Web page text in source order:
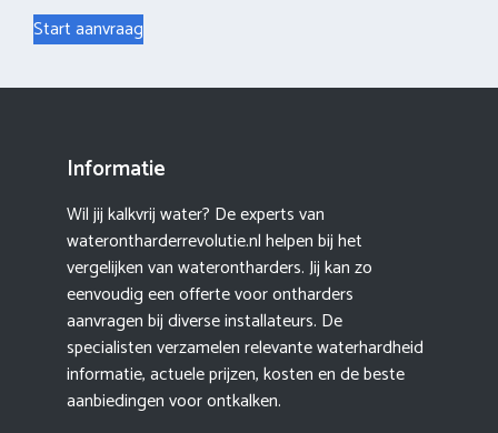
Start aanvraag
Informatie
Wil jij kalkvrij water? De experts van
waterontharderrevolutie.nl helpen bij het
vergelijken van waterontharders. Jij kan zo
eenvoudig een offerte voor ontharders
aanvragen bij diverse installateurs. De
specialisten verzamelen relevante waterhardheid
informatie, actuele prijzen, kosten en de beste
aanbiedingen voor ontkalken.